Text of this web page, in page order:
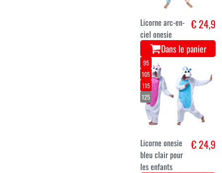
Licorne arc-en-
ciel onesie
€ 24,9
Dans le panier
95
105
115
125
Licorne onesie
bleu clair pour
les enfants
€ 24,9